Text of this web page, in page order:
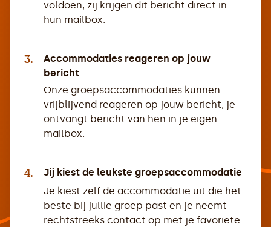
voldoen, zij krijgen dit bericht direct in
hun mailbox.
3.
Accommodaties reageren op jouw
bericht
Onze groepsaccommodaties kunnen
vrijblijvend reageren op jouw bericht, je
ontvangt bericht van hen in je eigen
mailbox.
4.
Jij kiest de leukste groepsaccommodatie
Je kiest zelf de accommodatie uit die het
beste bij jullie groep past en je neemt
rechtstreeks contact op met je favoriete